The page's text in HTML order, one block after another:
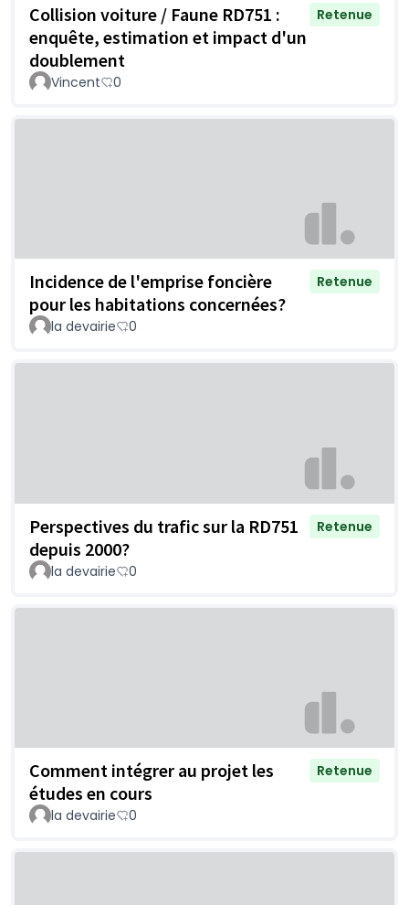
Collision voiture / Faune RD751 :
enquête, estimation et impact d'un
doublement
Retenue
Vincent 0
Incidence de l'emprise foncière
pour les habitations concernées?
Retenue
la devairie 0
Perspectives du trafic sur la RD751
depuis 2000?
Retenue
la devairie 0
Comment intégrer au projet les
études en cours
Retenue
la devairie 0